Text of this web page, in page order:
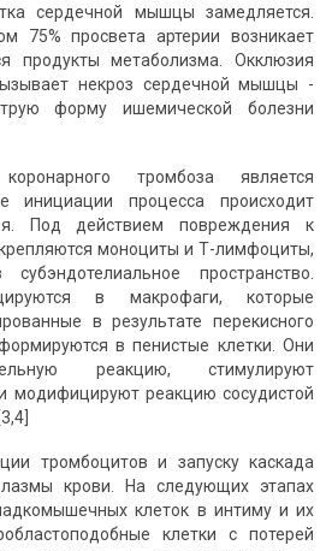
сердечной мышцы замедляется.
75% просвета артерии возникает
продукты метаболизма. Окклюзия
некроз сердечной мышцы -
форму ишемической болезни
тромбоза является
инициации процесса происходит
Под действием повреждения к
моноциты и Т-лимфоциты,
пространство.
в макрофаги, которые
в результате перекисного
в пенистые клетки. Они
реакцию, стимулируют
модифицируют реакцию сосудистой
тромбоцитов и запуску каскада
крови. На следующих этапах
клеток в интиму и их
клетки с потерей